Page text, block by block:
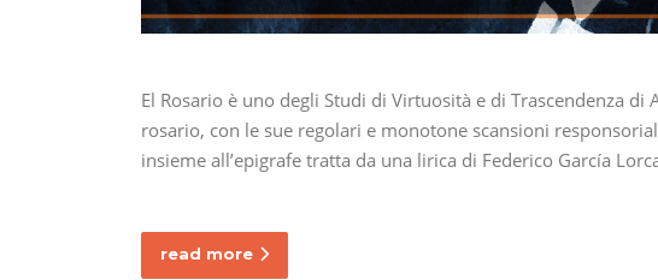
El Rosario è uno degli Studi di Virtuosità e di Trascendenza
rosario, con le sue regolari e monotone scansioni
insieme all’epigrafe tratta da una lirica di Federico García
read more